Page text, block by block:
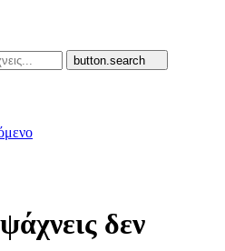
button.search
δεν